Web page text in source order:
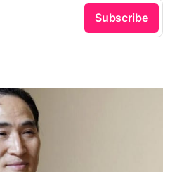
Subscribe